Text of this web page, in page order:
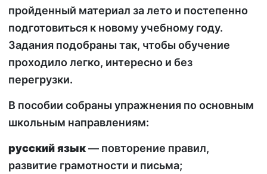
пройденный материал за лето и постепенно
подготовиться к новому учебному году.
Задания подобраны так, чтобы обучение
проходило легко, интересно и без
перегрузки.
В пособии собраны упражнения по основным
школьным направлениям:
русский язык— повторение правил,
развитие грамотности и письма;